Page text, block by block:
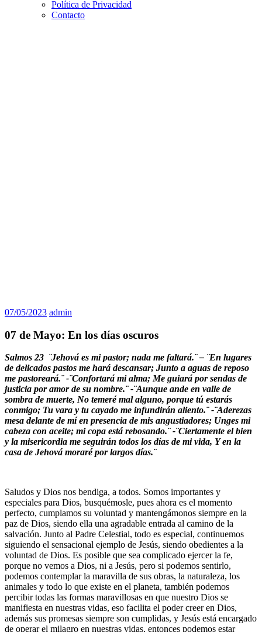
Política de Privacidad
Contacto
07/05/2023 admin
07 de Mayo: En los días oscuros
Salmos 23 ¨Jehová es mi pastor; nada me faltará.¨ – ¨En lugares
de delicados pastos me hará descansar; Junto a aguas de reposo
me pastoreará.¨ -¨Confortará mi alma; Me guiará por sendas de
justicia por amor de su nombre.¨ -¨Aunque ande en valle de
sombra de muerte, No temeré mal alguno, porque tú estarás
conmigo; Tu vara y tu cayado me infundirán aliento.¨ -¨Aderezas
mesa delante de mí en presencia de mis angustiadores; Unges mi
cabeza con aceite; mi copa está rebosando.¨ -¨Ciertamente el bien
y la misericordia me seguirán todos los días de mi vida, Y en la
casa de Jehová moraré por largos días.¨
Saludos y Dios nos bendiga, a todos. Somos importantes y
especiales para Dios, busquémosle, pues ahora es el momento
perfecto, cumplamos su voluntad y mantengámonos siempre en la
paz de Dios, siendo ella una agradable entrada al camino de la
salvación. Junto al Padre Celestial, todo es especial, continuemos
siguiendo el sensacional ejemplo de Jesús, siendo obedientes a la
voluntad de Dios. Es posible que sea complicado ejercer la fe,
porque no vemos a Dios, ni a Jesús, pero si podemos sentirlo,
podemos contemplar la maravilla de sus obras, la naturaleza, los
animales y todo lo que existe en el planeta, también podemos
percibir todas las formas maravillosas en que nuestro Dios se
manifiesta en nuestras vidas, eso facilita el poder creer en Dios,
además sus promesas siempre son cumplidas, y Jesús está encargado
de operar el milagro en nuestras vidas, entonces podemos estar